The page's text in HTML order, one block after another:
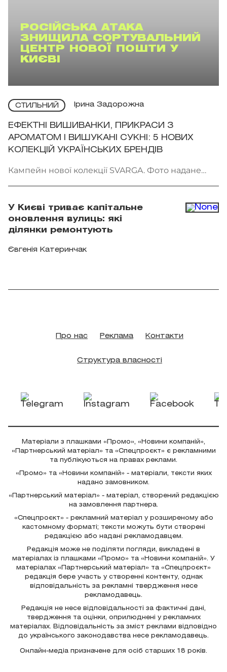
РОСІЙСЬКА АТАКА
ЗНИЩИЛА СОРТУВАЛЬНИЙ
ЦЕНТР НОВОЇ ПОШТИ У
КИЄВІ
СТИЛЬНИЙ Ірина Задорожна
ЕФЕКТНІ ВИШИВАНКИ, ПРИКРАСИ З
АРОМАТОМ І ВИШУКАНІ СУКНІ: 5 НОВИХ
КОЛЕКЦІЙ УКРАЇНСЬКИХ БРЕНДІВ
Кампейн нової колекції SVARGA. Фото надане
У Києві триває капітальне
оновлення вулиць: які
ділянки ремонтують
Євгенія Катеринчак
Про нас Реклама Контакти
Структура власності
Матеріали з плашками «Промо», «Новини компаній»,
«Партнерський матеріал» та «Спецпроєкт» є рекламними
та публікуються на правах реклами.
«Промо» та «Новини компаній» - матеріали, тексти яких
надано замовником.
«Партнерський матеріал» - матеріал, створений редакцією
на замовлення партнера.
«Спецпроєкт» - рекламний матеріал у розширеному або
кастомному форматі; тексти можуть бути створені
редакцією або надані рекламодавцем.
Редакція може не поділяти погляди, викладені в
матеріалах із плашками «Промо» та «Новини компаній». У
матеріалах «Партнерський матеріал» та «Спецпроєкт»
редакція бере участь у створенні контенту, однак
відповідальність за рекламні твердження несе
рекламодавець.
Редакція не несе відповідальності за фактичні дані,
твердження та оцінки, оприлюднені у рекламних
матеріалах. Відповідальність за зміст реклами відповідно
до українського законодавства несе рекламодавець.
Онлайн-медіа призначене для осіб старших 18 років.